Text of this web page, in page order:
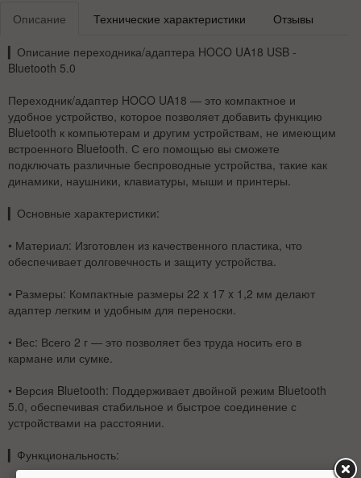
Описание Технические характеристики Отзывы
Описание переходника/адаптера HOCO UA18 USB -
Bluetooth 5.0
Переходник/адаптер HOCO UA18 — это компактное и
удобное устройство, которое позволяет добавить функцию
Bluetooth к компьютерам и другим устройствам, не имеющим
встроенного Bluetooth. С его помощью вы сможете
подключать различные беспроводные устройства, такие как
динамики, наушники, клавиатуры, мыши и принтеры.
Основные характеристики:
• Материал: Изготовлен из качественного пластика, что
обеспечивает долговечность и защиту устройства.
• Размеры: Компактные размеры 22 x 17 x 1,2 мм делают
адаптер легким и удобным для переноски.
• Вес: Всего 2 г — это позволяет без труда носить его в
кармане или сумке.
• Версия Bluetooth: Поддерживает двойной режим Bluetooth
5.0, обеспечивая стабильное и быстрое соединение с
устройствами на расстоянии.
Функциональность: